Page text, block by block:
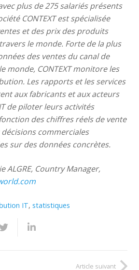
plus de 275 salariés présents
CONTEXT est spécialisée
et des prix des produits
le monde. Forte de la plus
des ventes du canal de
monde, CONTEXT monitore les
Les rapports et les services
aux fabricants et aux acteurs
de piloter leurs activités
des chiffres réels de vente
commerciales
sur des données concrètes.
ALGRE, Country Manager,
IT,statistiques
Article suivant